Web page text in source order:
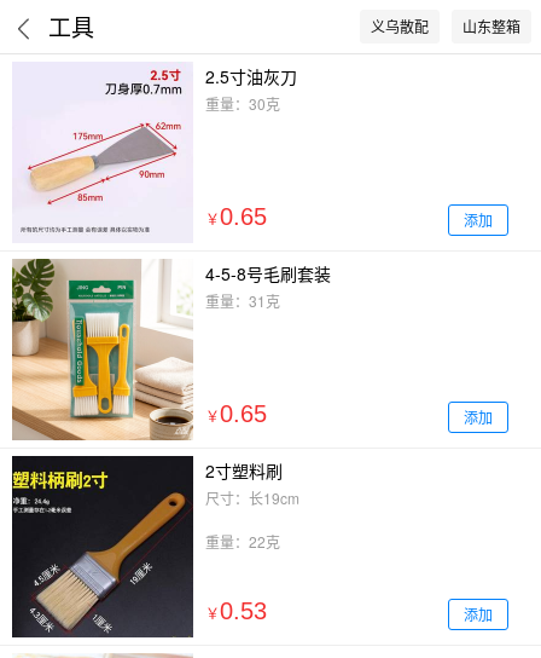
工具 义乌散配 山东整箱
2.5寸油灰刀
重量：30克
￥0.65 添加
4-5-8号毛刷套装
重量：31克
￥0.65 添加
2寸塑料刷
尺寸：长19cm
重量：22克
￥0.53 添加